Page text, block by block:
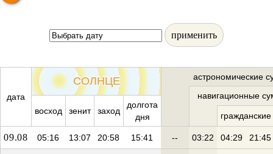
применить
дата
СОЛНЦЕ
астрономические
навигационные
восход
зенит заход
долгота
дня
гражданские
09.08 05:16 13:07 20:58 15:41 -- 03:22 04:29 21:45